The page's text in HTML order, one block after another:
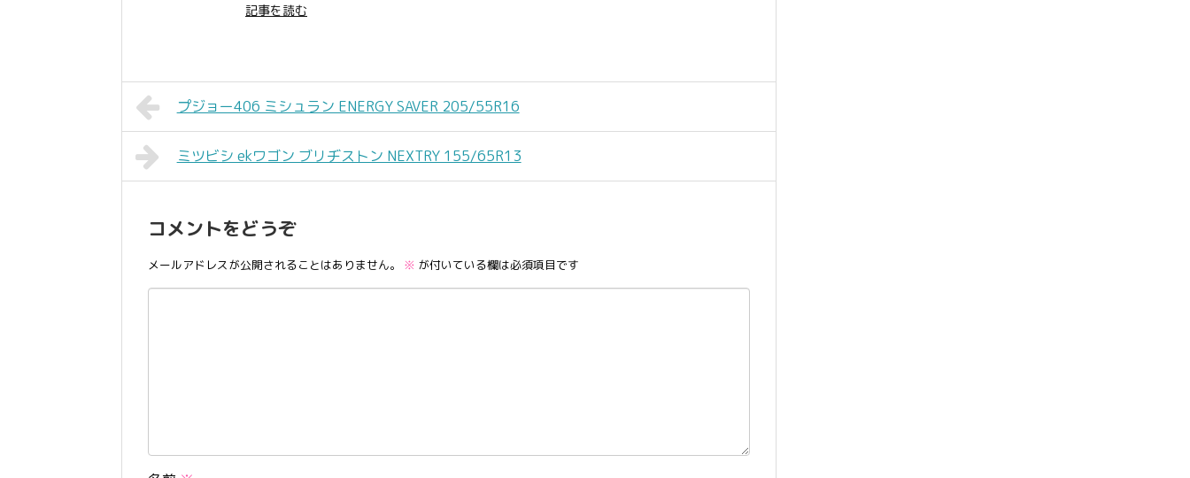
記事を読む
プジョー406 ミシュラン ENERGY SAVER 205/55R16
ミツビシ ekワゴン ブリヂストン NEXTRY 155/65R13
コメントをどうぞ
メールアドレスが公開されることはありません。 ※ が付いている欄は必須項目です